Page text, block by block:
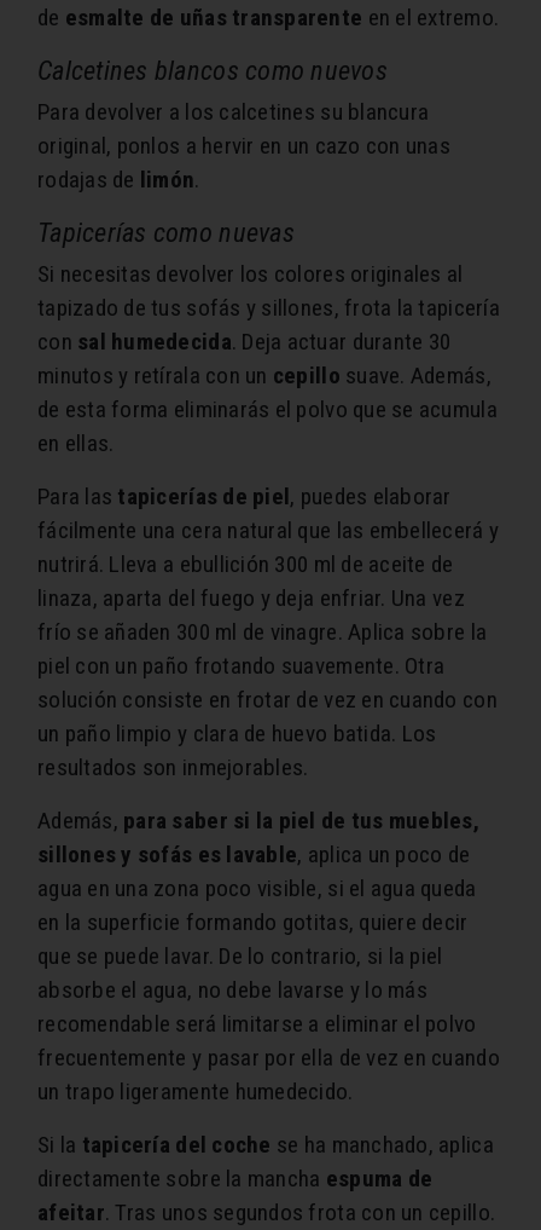
de esmalte de uñas transparente en el extremo.
Calcetines blancos como nuevos
Para devolver a los calcetines su blancura
original, ponlos a hervir en un cazo con unas
rodajas de limón.
Tapicerías como nuevas
Si necesitas devolver los colores originales al
tapizado de tus sofás y sillones, frota la tapicería
con sal humedecida. Deja actuar durante 30
minutos y retírala con un cepillo suave. Además,
de esta forma eliminarás el polvo que se acumula
en ellas.
Para las tapicerías de piel, puedes elaborar
fácilmente una cera natural que las embellecerá y
nutrirá. Lleva a ebullición 300 ml de aceite de
linaza, aparta del fuego y deja enfriar. Una vez
frío se añaden 300 ml de vinagre. Aplica sobre la
piel con un paño frotando suavemente. Otra
solución consiste en frotar de vez en cuando con
un paño limpio y clara de huevo batida. Los
resultados son inmejorables.
Además, para saber si la piel de tus muebles,
sillones y sofás es lavable, aplica un poco de
agua en una zona poco visible, si el agua queda
en la superficie formando gotitas, quiere decir
que se puede lavar. De lo contrario, si la piel
absorbe el agua, no debe lavarse y lo más
recomendable será limitarse a eliminar el polvo
frecuentemente y pasar por ella de vez en cuando
un trapo ligeramente humedecido.
Si la tapicería del coche se ha manchado, aplica
directamente sobre la mancha espuma de
afeitar. Tras unos segundos frota con un cepillo.